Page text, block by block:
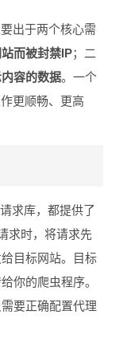
出于两个核心需
而被封禁IP；二
容的数据。一个
更顺畅、更高
求库，都提供了
求时，将请求先
目标网站。目标
你的爬虫程序。
要正确配置代理